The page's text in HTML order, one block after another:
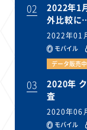
02
2022年1
外比較に
2022年01
モバイル
データ販売中
03
2020年
査
2020年06
モバイル